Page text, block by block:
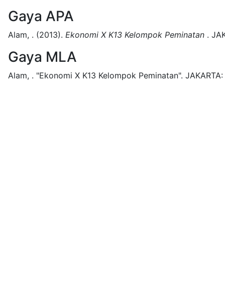
Gaya APA
Alam, . (2013). Ekonomi X K13 Kelompok Peminatan .
Gaya MLA
Alam, . "Ekonomi X K13 Kelompok Peminatan". JAKARTA: